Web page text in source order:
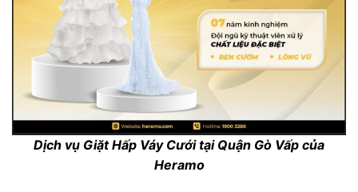
Dịch vụ Giặt Hấp Váy Cưới tại Quận Gò Vấp của
Heramo